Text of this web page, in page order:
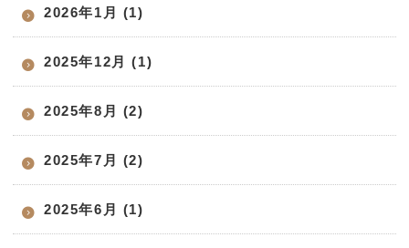
2026年1月 (1)
2025年12月 (1)
2025年8月 (2)
2025年7月 (2)
2025年6月 (1)